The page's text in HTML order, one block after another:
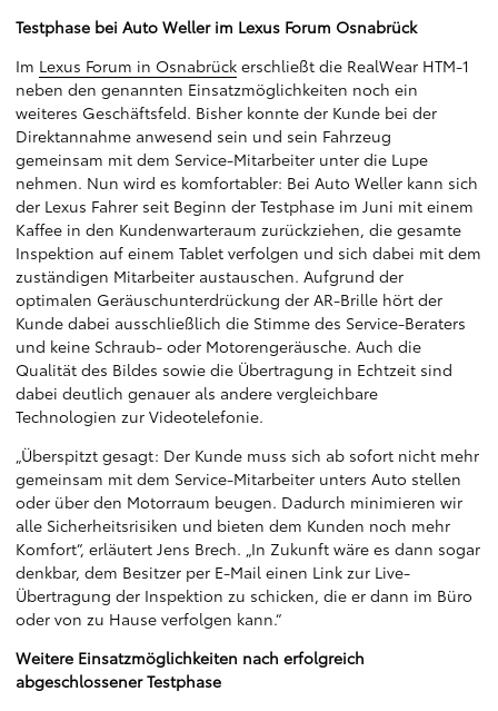
Testphase bei Auto Weller im Lexus Forum Osnabrück
Im Lexus Forum in Osnabrück erschließt die RealWear HTM-1
neben den genannten Einsatzmöglichkeiten noch ein
weiteres Geschäftsfeld. Bisher konnte der Kunde bei der
Direktannahme anwesend sein und sein Fahrzeug
gemeinsam mit dem Service-Mitarbeiter unter die Lupe
nehmen. Nun wird es komfortabler: Bei Auto Weller kann sich
der Lexus Fahrer seit Beginn der Testphase im Juni mit einem
Kaffee in den Kundenwarteraum zurückziehen, die gesamte
Inspektion auf einem Tablet verfolgen und sich dabei mit dem
zuständigen Mitarbeiter austauschen. Aufgrund der
optimalen Geräuschunterdrückung der AR-Brille hört der
Kunde dabei ausschließlich die Stimme des Service-Beraters
und keine Schraub- oder Motorengeräusche. Auch die
Qualität des Bildes sowie die Übertragung in Echtzeit sind
dabei deutlich genauer als andere vergleichbare
Technologien zur Videotelefonie.
„Überspitzt gesagt: Der Kunde muss sich ab sofort nicht mehr
gemeinsam mit dem Service-Mitarbeiter unters Auto stellen
oder über den Motorraum beugen. Dadurch minimieren wir
alle Sicherheitsrisiken und bieten dem Kunden noch mehr
Komfort“, erläutert Jens Brech. „In Zukunft wäre es dann sogar
denkbar, dem Besitzer per E-Mail einen Link zur Live-
Übertragung der Inspektion zu schicken, die er dann im Büro
oder von zu Hause verfolgen kann.“
Weitere Einsatzmöglichkeiten nach erfolgreich
abgeschlossener Testphase